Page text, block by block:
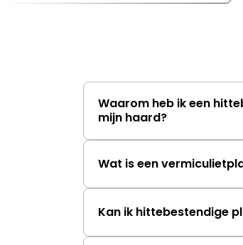
Waarom heb ik een
mijn haard?
Wat is een
Kan ik hittebestendige